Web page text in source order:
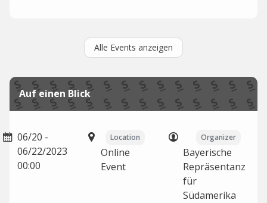
Alle Events anzeigen
Auf einen Blick
06/20 -
06/22/2023
00:00
Location
Online
Event
Organizer
Bayerische
Repräsentanz
für
Südamerika